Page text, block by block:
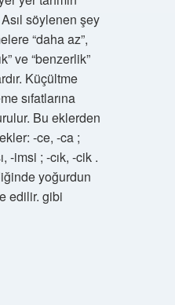
söylenen şey
“daha az”,
ve “benzerlik”
Küçültme
sıfatlarına
Bu eklerden
-ce, -ca ;
-imsi ; -cık, -cik .
yoğurdun
edilir. gibi